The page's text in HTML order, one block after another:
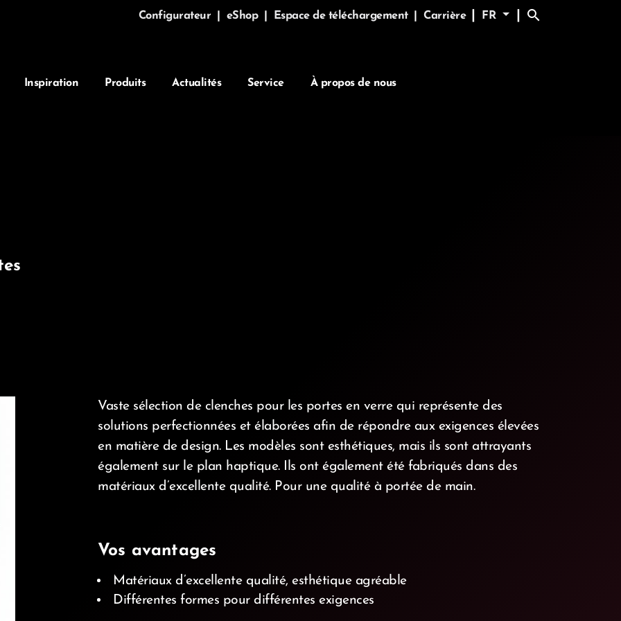
Configurateur eShop Espace de téléchargement Carrière FR search
Inspiration Produits Actualités Service À propos de nous
Vaste sélection de clenches pour les portes en verre qui représente des
solutions perfectionnées et élaborées afin de répondre aux exigences élevées
en matière de design. Les modèles sont esthétiques, mais ils sont attrayants
également sur le plan haptique. Ils ont également été fabriqués dans des
matériaux d’excellente qualité. Pour une qualité à portée de main.
Vos avantages
Matériaux d’excellente qualité, esthétique agréable
Différentes formes pour différentes exigences